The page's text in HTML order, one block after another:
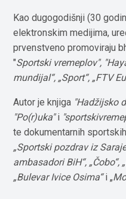
Kao dugogodišnji (30
elektronskim medijima,
prvenstveno promoviraju
"Sportski vremeplov",
mundijal“, „Sport“, „FTV
Autor je knjiga "Hadžijsko
"Po(r)uka"i
te dokumentarnih
„Sportski pozdrav iz
ambasadori BiH“, „Čobo“,
„Bulevar Ivice Osima“i „